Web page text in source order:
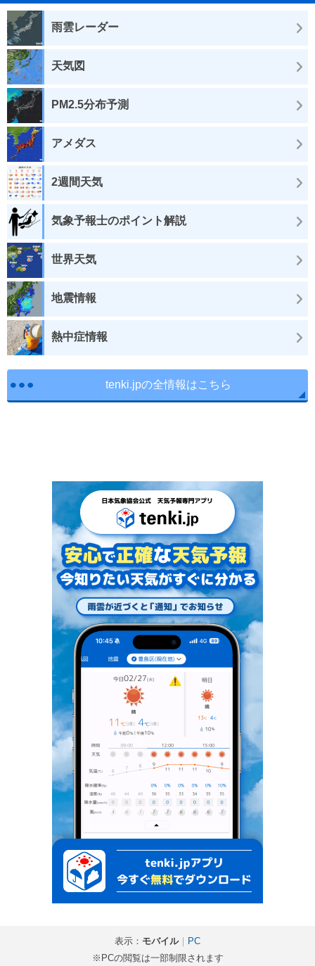
雨雲レーダー
天気図
PM2.5分布予測
アメダス
2週間天気
気象予報士のポイント解説
世界天気
地震情報
熱中症情報
tenki.jpの全情報はこちら
表示： モバイル｜
PC
※PCの閲覧は一部制限されます